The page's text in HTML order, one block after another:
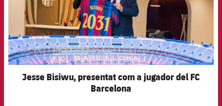
Jesse Bisiwu, presentat com a jugador del FC
Barcelona